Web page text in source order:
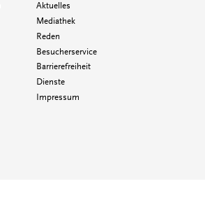
Aktuelles
Mediathek
Reden
Besucherservice
Barrierefreiheit
Dienste
Impressum